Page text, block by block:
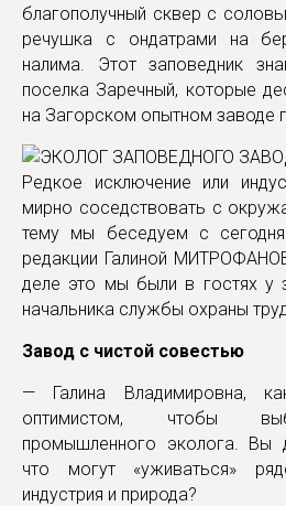
благополучный сквер с
речушка с ондатрами на
налима. Этот заповедник
поселка Заречный, которые
на Загорском опытном заводе
Редкое исключение или
мирно соседствовать с
тему мы беседуем с
редакции Галиной
деле это мы были в гостях у
начальника службы охраны
Завод с чистой совестью
— Галина Владимировна,
оптимистом, чтобы
промышленного эколога. Вы
что могут «уживаться»
индустрия и природа?